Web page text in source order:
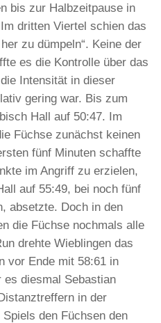
bis zur Halbzeitpause in
dritten Viertel schien das
zu dümpeln“. Keine der
es die Kontrolle über das
Intensität in dieser
gering war. Bis zum
Hall auf 50:47. Im
Füchse zunächst keinen
fünf Minuten schaffte
im Angriff zu erzielen,
auf 55:49, bei noch fünf
absetzte. Doch in den
die Füchse nochmals alle
drehte Wieblingen das
vor Ende mit 58:61 in
es diesmal Sebastian
in der
den Füchsen den